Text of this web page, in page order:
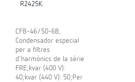
R2425K.
CFB-46/50-6B,
Condensador especial
per a filtres
d'harmònics de la sèrie
FRE;kvar (400 V):
40;kvar (440 V): 50;Per